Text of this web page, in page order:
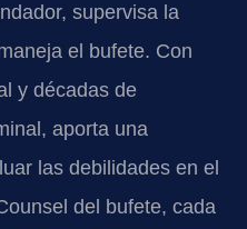
supervisa la
el bufete. Con
y décadas de
aporta una
las debilidades en el
del bufete, cada